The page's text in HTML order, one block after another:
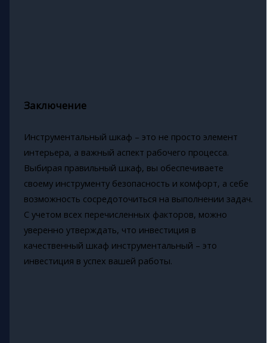
Заключение
Инструментальный шкаф – это не просто элемент
интерьера, а важный аспект рабочего процесса.
Выбирая правильный шкаф, вы обеспечиваете
своему инструменту безопасность и комфорт, а себе
возможность сосредоточиться на выполнении задач.
С учетом всех перечисленных факторов, можно
уверенно утверждать, что инвестиция в
качественный шкаф инструментальный – это
инвестиция в успех вашей работы.